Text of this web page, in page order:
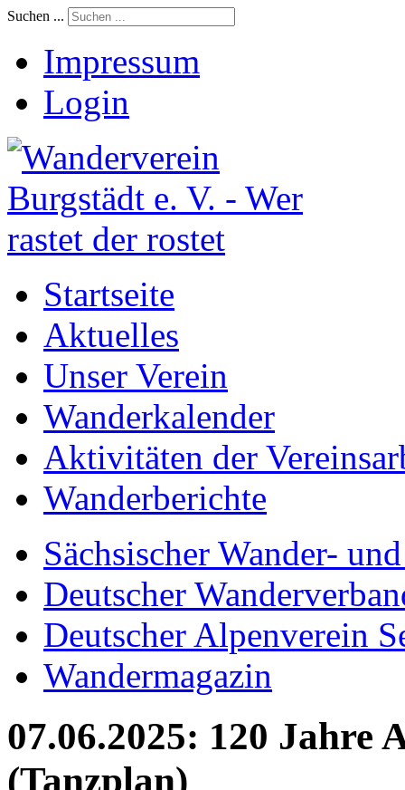
Suchen ...
Impressum
Login
Startseite
Aktuelles
Unser Verein
Wanderkalender
Aktivitäten der
Wanderberichte
Sächsischer Wander-
Deutscher
Deutscher Alpenverein
Wandermagazin
07.06.2025: 120 Jahre
(Tanzplan)